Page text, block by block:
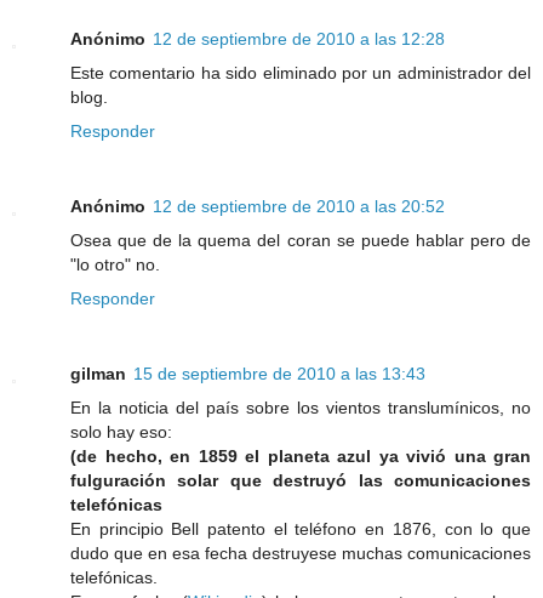
Anónimo 12 de septiembre de 2010 a las 12:28
Este comentario ha sido eliminado por un administrador del
blog.
Responder
Anónimo 12 de septiembre de 2010 a las 20:52
Osea que de la quema del coran se puede hablar pero de
"lo otro" no.
Responder
gilman 15 de septiembre de 2010 a las 13:43
En la noticia del país sobre los vientos translumínicos, no
solo hay eso:
(de hecho, en 1859 el planeta azul ya vivió una gran
fulguración solar que destruyó las comunicaciones
telefónicas
En principio Bell patento el teléfono en 1876, con lo que
dudo que en esa fecha destruyese muchas comunicaciones
telefónicas.